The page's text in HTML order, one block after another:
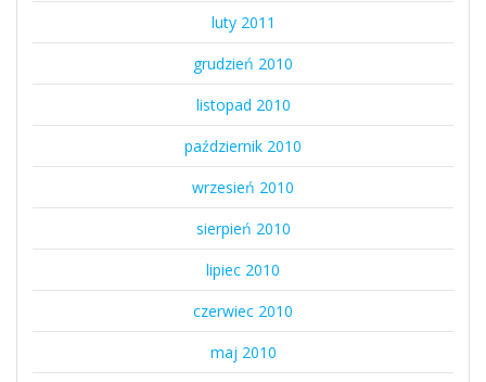
luty 2011
grudzień 2010
listopad 2010
październik 2010
wrzesień 2010
sierpień 2010
lipiec 2010
czerwiec 2010
maj 2010